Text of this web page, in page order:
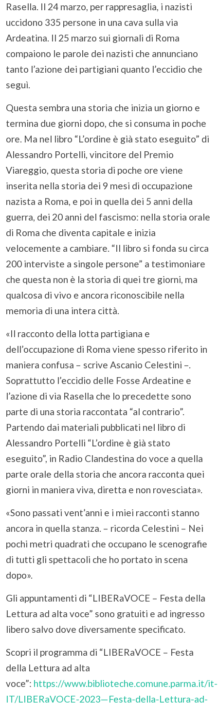
Rasella. Il 24 marzo, per rappresaglia, i nazisti
uccidono 335 persone in una cava sulla via
Ardeatina. Il 25 marzo sui giornali di Roma
compaiono le parole dei nazisti che annunciano
tanto l’azione dei partigiani quanto l’eccidio che
seguì.
Questa sembra una storia che inizia un giorno e
termina due giorni dopo, che si consuma in poche
ore. Ma nel libro “L’ordine è già stato eseguito” di
Alessandro Portelli, vincitore del Premio
Viareggio, questa storia di poche ore viene
inserita nella storia dei 9 mesi di occupazione
nazista a Roma, e poi in quella dei 5 anni della
guerra, dei 20 anni del fascismo: nella storia orale
di Roma che diventa capitale e inizia
velocemente a cambiare. “Il libro si fonda su circa
200 interviste a singole persone” a testimoniare
che questa non è la storia di quei tre giorni, ma
qualcosa di vivo e ancora riconoscibile nella
memoria di una intera città.
«Il racconto della lotta partigiana e
dell’occupazione di Roma viene spesso riferito in
maniera confusa – scrive Ascanio Celestini –.
Soprattutto l’eccidio delle Fosse Ardeatine e
l’azione di via Rasella che lo precedette sono
parte di una storia raccontata “al contrario”.
Partendo dai materiali pubblicati nel libro di
Alessandro Portelli “L’ordine è già stato
eseguito”, in Radio Clandestina do voce a quella
parte orale della storia che ancora racconta quei
giorni in maniera viva, diretta e non rovesciata».
«Sono passati vent’anni e i miei racconti stanno
ancora in quella stanza. – ricorda Celestini – Nei
pochi metri quadrati che occupano le scenografie
di tutti gli spettacoli che ho portato in scena
dopo».
Gli appuntamenti di “LIBERaVOCE – Festa della
Lettura ad alta voce” sono gratuiti e ad ingresso
libero salvo dove diversamente specificato.
Scopri il programma di “LIBERaVOCE – Festa
della Lettura ad alta
voce”: https://www.biblioteche.comune.parma.it/it-
IT/LIBERaVOCE-2023—Festa-della-Lettura-ad-